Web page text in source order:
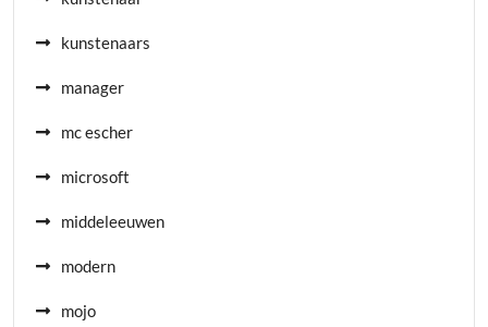
kunstenaars
manager
mc escher
microsoft
middeleeuwen
modern
mojo